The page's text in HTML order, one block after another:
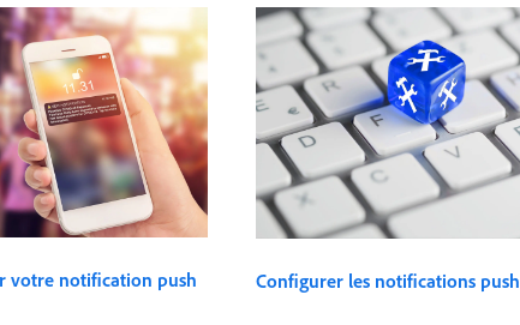
votre notification push Configurer les notifications push